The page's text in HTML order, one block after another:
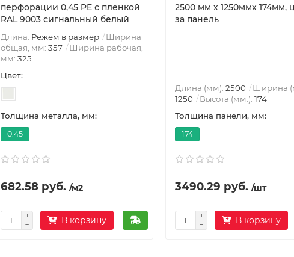
перфорации 0,45 PE с пленкой
RAL 9003 сигнальный белый
Длина: Режем в размер
Ширина
общая, мм: 357
Ширина рабочая,
мм: 325
Цвет:
Толщина металла, мм:
0.45
682.58 руб. /м2
В корзину
2500 мм х 1250ммх 174мм,
за панель
Длина (мм): 2500
Ширина
1250
Высота (мм.): 174
Толщина панели, мм:
174
3490.29 руб. /шт
В корзину